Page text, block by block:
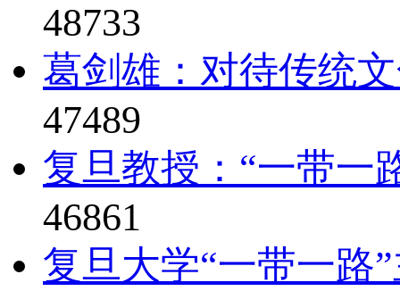
48733
葛剑雄：对待传统
47489
复旦教授：“一带一
46861
复旦大学“一带一路